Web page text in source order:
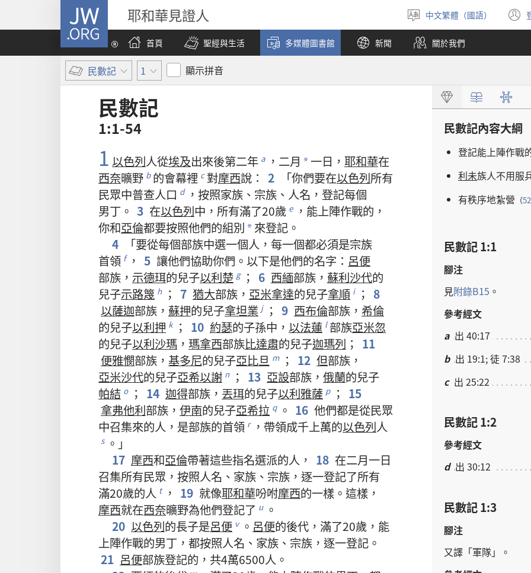
JW.ORG 耶和華見證人
選
擇
語
言
中文繁體（國語）
首頁 聖經與生活 多媒體圖書館 新聞 關於我們
民數記 1 顯示拼音
民數記
1:1-54
1 以色列人從埃及出來後第二年 a ， 二月 *一日 ， 耶和華在
西奈曠野 b 的會幕裡 c 對摩西說 ： 2 「你們要在以色列所有
民眾中普查人口 d ， 按照家族 、 宗族 、 人名 ， 登記每個
男丁 。 3 在以色列中 ， 所有滿了20歲 e ， 能上陣作戰的 ，
你和亞倫都要按照他們的組別 * 來登記 。
4
「要從每個部族中選一個人 ， 每一個都必須是宗族
首領 f ， 5 讓他們協助你們 。 以下是他們的名字 ： 呂便
部族 ， 示德珥的兒子以利楚 g ； 6 西緬部族 ， 蘇利沙代的
兒子示路篾 h ； 7 猶大部族 ， 亞米拿達的兒子拿順 i ； 8
以薩迦部族 ， 蘇押的兒子拿坦業 j ； 9 西布倫部族 ， 希倫
的兒子以利押 k ； 10 約瑟的子孫中 ， 以法蓮 l 部族亞米忽
的兒子以利沙瑪 ， 瑪拿西部族比達肅的兒子迦瑪列 ； 11
便雅憫部族 ， 基多尼的兒子亞比旦 m ； 12 但部族 ，
亞米沙代的兒子亞希以謝 n ； 13 亞設部族 ， 俄蘭的兒子
帕結 o ； 14 迦得部族 ， 丟珥的兒子以利雅薩 p ； 15
拿弗他利部族 ， 伊南的兒子亞希拉 q 。 16 他們都是從民眾
中召集來的人 ， 是部族的首領 r ， 帶領成千上萬的以色列人
s 。」
17 摩西和亞倫帶著這些指名選派的人 ， 18 在二月一日
召集所有民眾 ， 按照人名 、 家族 、 宗族 ， 逐一登記了所有
滿20歲的人 t ， 19 就像耶和華吩咐摩西的一樣 。 這樣 ，
摩西就在西奈曠野為他們登記了 u 。
20 以色列的長子是呂便 v 。 呂便的後代 ， 滿了20歲 ， 能
上陣作戰的男丁 ， 都按照人名 、 家族 、 宗族 ， 逐一登記 。
21 呂便部族登記的 ， 共4萬6500人 。
民數記內容大綱
登記能上陣作戰
利未族人不用服
有秩序地紮營 （
民數記 1:1
腳注
見附錄B15 。
參考經文
a 出 40:17
b 出 19:1; 徒 7:38
c 出 25:22
民數記 1:2
參考經文
d 出 30:12
民數記 1:3
腳注
又譯 「軍隊」。